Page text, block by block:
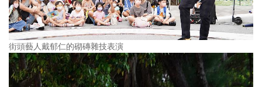
街頭藝人戴郁仁的砌磚雜技表演